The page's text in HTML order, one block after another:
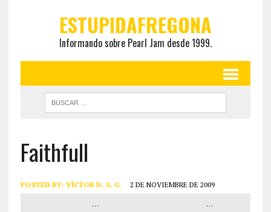
ESTUPIDAFREGONA
Informando sobre Pearl Jam desde 1999.
Faithfull
POSTED BY: VÍCTOR D. S. G. 2 DE NOVIEMBRE DE 2009
… …